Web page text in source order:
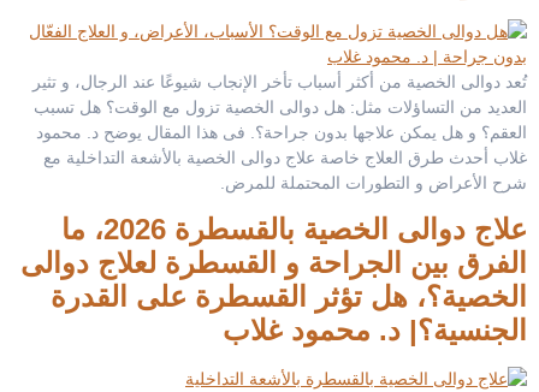
تُعد دوالى الخصية من أكثر أسباب تأخر الإنجاب شيوعًا عند الرجال، و تثير
العديد من التساؤلات مثل: هل دوالى الخصية تزول مع الوقت؟ هل تسبب
العقم؟ و هل يمكن علاجها بدون جراحة؟. فى هذا المقال يوضح د. محمود
غلاب أحدث طرق العلاج خاصة علاج دوالى الخصية بالأشعة التداخلية مع
شرح الأعراض و التطورات المحتملة للمرض.
علاج دوالى الخصية بالقسطرة 2026، ما
الفرق بين الجراحة و القسطرة لعلاج دوالى
الخصية؟، هل تؤثر القسطرة على القدرة
الجنسية؟| د. محمود غلاب